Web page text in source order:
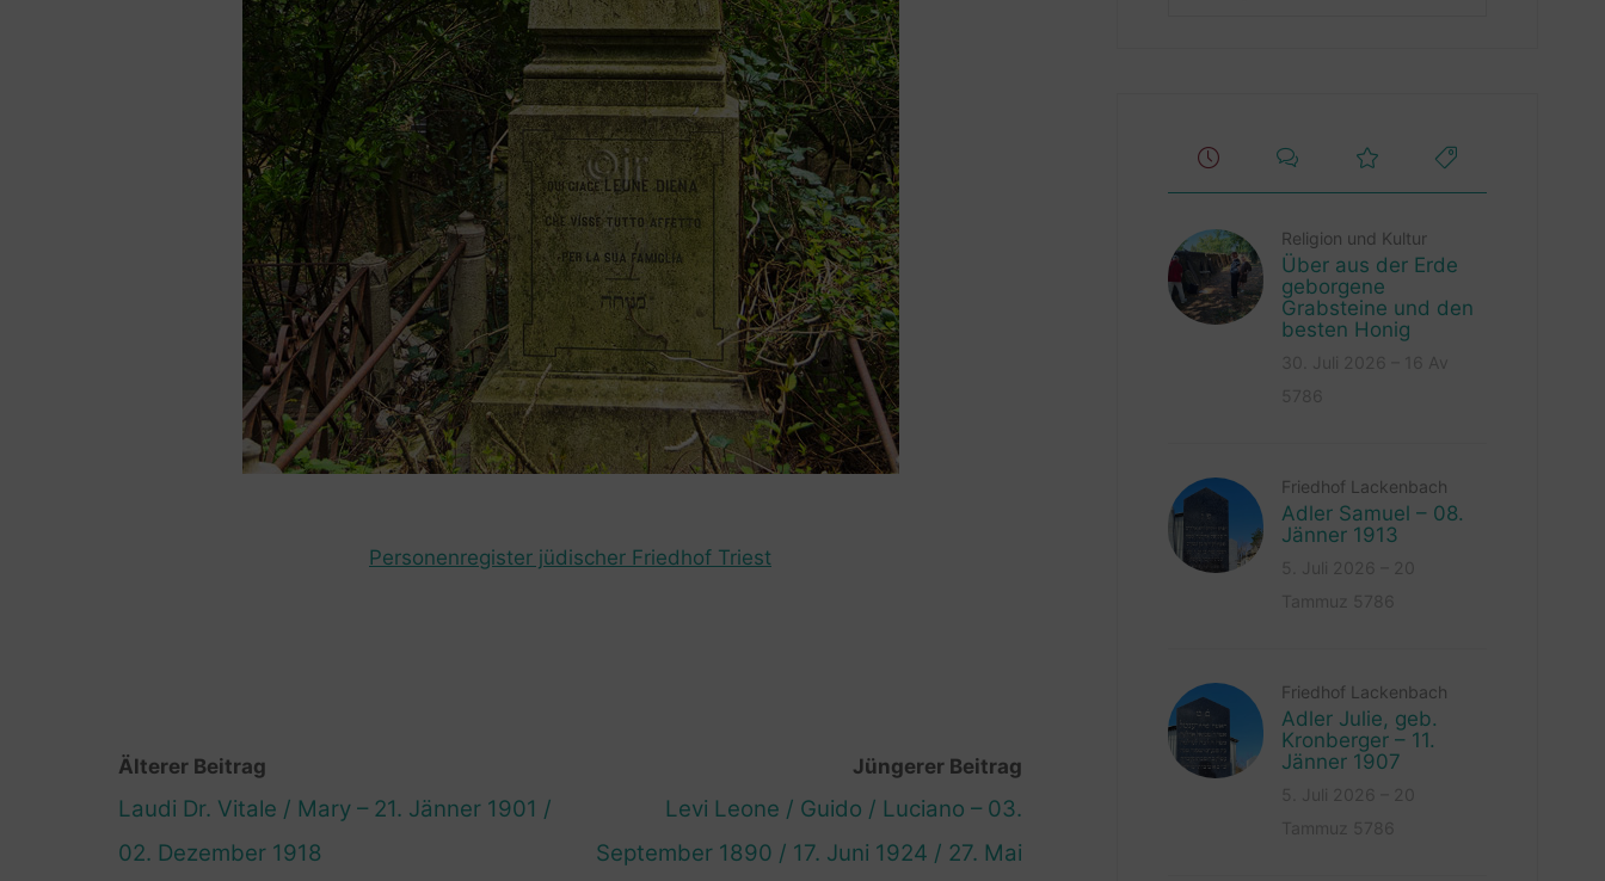
Personenregister jüdischer Friedhof Triest
Älterer Beitrag
Laudi Dr. Vitale / Mary – 21. Jänner 1901 /
02. Dezember 1918
Jüngerer Beitrag
Levi Leone / Guido / Luciano – 03.
September 1890 / 17. Juni 1924 / 27. Mai
Religion und Kultur
Über aus der Erde
geborgene
Grabsteine und den
besten Honig
Friedhof Lackenbach
Adler Samuel – 08.
Jänner 1913
Friedhof Lackenbach
Adler Julie, geb.
Kronberger – 11.
Jänner 1907